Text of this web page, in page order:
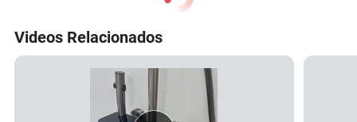
Certificaciones
PREGUNTAS FRECUENTES
Videos Relacionados